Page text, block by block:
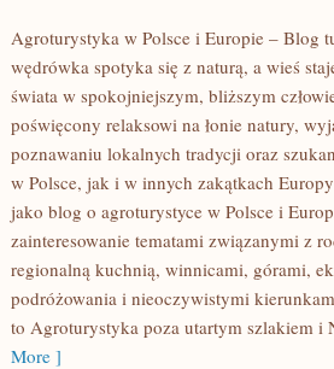
Agroturystyka w Polsce i Europie – Blog
wędrówka spotyka się z naturą, a wieś
świata w spokojniejszym, bliższym
poświęcony relaksowi na łonie natury,
poznawaniu lokalnych tradycji oraz
w Polsce, jak i w innych zakątkach
jako blog o agroturystyce w Polsce i
zainteresowanie tematami związanymi z
regionalną kuchnią, winnicami, górami,
podróżowania i nieoczywistymi
to Agroturystyka poza utartym szlakiem i
More ]